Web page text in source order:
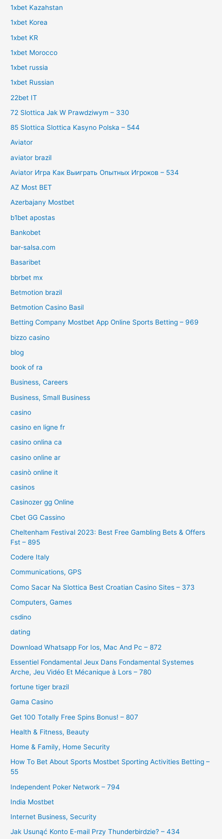
1xbet Kazahstan
1xbet Korea
1xbet KR
1xbet Morocco
1xbet russia
1xbet Russian
22bet IT
72 Slottica Jak W Prawdziwym – 330
85 Slottica Slottica Kasyno Polska – 544
Aviator
aviator brazil
Aviator Игра Как Выиграть Опытных Игроков – 534
AZ Most BET
Azerbajany Mostbet
b1bet apostas
Bankobet
bar-salsa.com
Basaribet
bbrbet mx
Betmotion brazil
Betmotion Casino Basil
Betting Company Mostbet App Online Sports Betting – 969
bizzo casino
blog
book of ra
Business, Careers
Business, Small Business
casino
casino en ligne fr
casino onlina ca
casino online ar
casinò online it
casinos
Casinozer gg Online
Cbet GG Cassino
Cheltenham Festival 2023: Best Free Gambling Bets & Offers
Fst – 895
Codere Italy
Communications, GPS
Como Sacar Na Slottica Best Croatian Casino Sites – 373
Computers, Games
csdino
dating
Download Whatsapp For Ios, Mac And Pc – 872
Essentiel Fondamental Jeux Dans Fondamental Systemes
Arche, Jeu Vidéo Et Mécanique à Lors – 780
fortune tiger brazil
Gama Casino
Get 100 Totally Free Spins Bonus! – 807
Health & Fitness, Beauty
Home & Family, Home Security
How To Bet About Sports Mostbet Sporting Activities Betting –
55
Independent Poker Network – 794
India Mostbet
Internet Business, Security
Jak Usunąć Konto E-mail Przy Thunderbirdzie? – 434